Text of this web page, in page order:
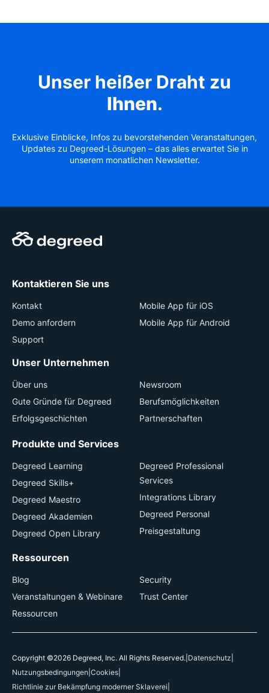
Unser heißer Draht zu
Ihnen.
Exklusive Einblicke, Infos zu bevorstehenden Veranstaltungen,
Updates zu Degreed-Lösungen – das alles erwartet Sie in
unserem monatlichen Newsletter.
Kontaktieren Sie uns
Kontakt
Demo anfordern
Support
Mobile App für iOS
Mobile App für Android
Unser Unternehmen
Über uns
Gute Gründe für Degreed
Erfolgsgeschichten
Newsroom
Berufsmöglichkeiten
Partnerschaften
Produkte und Services
Degreed Learning
Degreed Skills+
Degreed Maestro
Degreed Akademien
Degreed Open Library
Degreed Professional
Services
Integrations Library
Degreed Personal
Preisgestaltung
Ressourcen
Blog
Veranstaltungen & Webinare
Ressourcen
Security
Trust Center
Copyright ©2026 Degreed, Inc. All Rights Reserved. Datenschutz
Nutzungsbedingungen Cookies
Richtlinie zur Bekämpfung moderner Sklaverei